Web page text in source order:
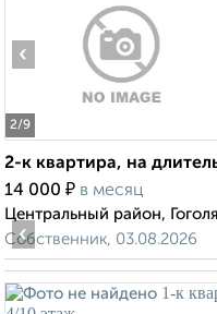
2/9
‹
2-к квартира, на
14 000 ₽ в месяц
Центральный район,
Собственник, 03.08.2026
‹